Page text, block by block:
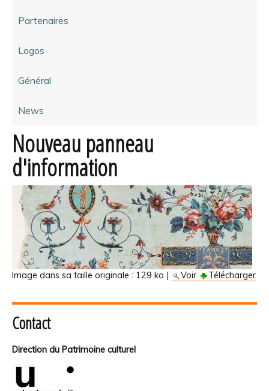
Partenaires
Logos
Général
News
Nouveau panneau
d'information
Image dans sa taille originale : 129 ko | Voir Télécharger
Contact
Direction du Patrimoine culturel